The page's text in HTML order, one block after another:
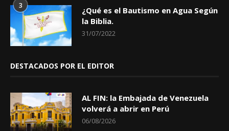
3
¿Qué es el Bautismo en Agua Según
la Biblia.
31/07/2022
DESTACADOS POR EL EDITOR
AL FIN: la Embajada de Venezuela
volverá a abrir en Perú
06/08/2026